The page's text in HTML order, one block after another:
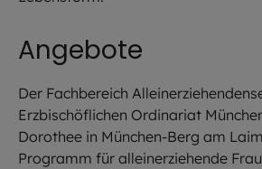
Angebote
Der Fachbereich
Erzbischöflichen Ordinariat
Dorothee in München-Berg am
Programm für alleinerziehende